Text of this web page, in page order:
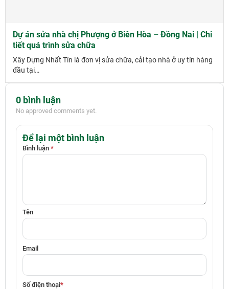
Dự án sửa nhà chị Phượng ở Biên Hòa – Đồng Nai | Chi
tiết quá trình sửa chữa
Xây Dựng Nhất Tín là đơn vị sửa chữa, cải tạo nhà ở uy tín hàng
đầu tại…
0 bình luận
No approved comments yet.
Để lại một bình luận
Bình luận *
Tên
Email
Số điện thoại*